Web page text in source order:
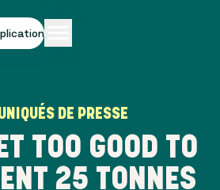
DE PRESSE
TOO GOOD TO
25 TONNES